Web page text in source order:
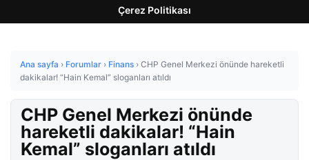
Çerez Politikası
Ana sayfa › Forumlar › Finans › CHP Genel Merkezi önünde hareketli
dakikalar! “Hain Kemal” sloganları atıldı
CHP Genel Merkezi önünde
hareketli dakikalar! “Hain
Kemal” sloganları atıldı